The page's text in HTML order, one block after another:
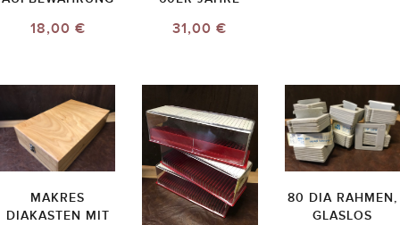
18,00 € 31,00 €
MAKRES
DIAKASTEN MIT
80 DIA RAHMEN,
GLASLOS